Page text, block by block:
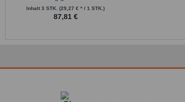
Inhalt 3 STK. (29,27 € * / 1 STK.)
87,81 €